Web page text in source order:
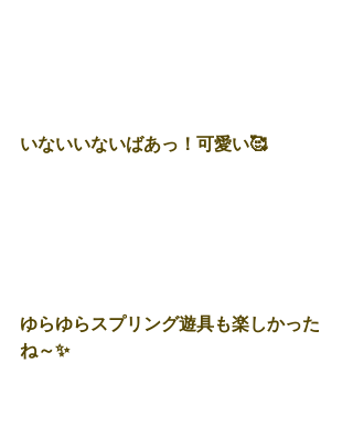
いないいないばあっ！可愛い🥰
ゆらゆらスプリング遊具も楽しかった
ね～✨